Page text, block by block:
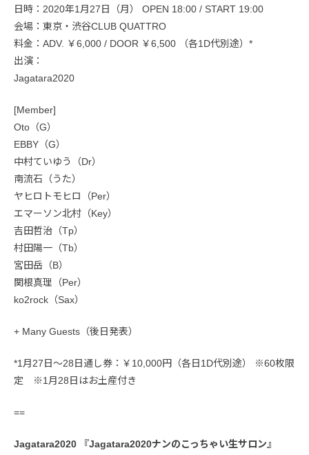
日時：2020年1月27日（月） OPEN 18:00 / START 19:00
会場：東京・渋谷CLUB QUATTRO
料金：ADV. ￥6,000 / DOOR ￥6,500 （各1D代別途）*
出演：
Jagatara2020
[Member]
Oto（G）
EBBY（G）
中村ていゆう（Dr）
南流石（うた）
ヤヒロトモヒロ（Per）
エマーソン北村（Key）
吉田哲治（Tp）
村田陽一（Tb）
宮田岳（B）
関根真理（Per）
ko2rock（Sax）
+ Many Guests（後日発表）
*1月27日～28日通し券：￥10,000円（各日1D代別途） ※60枚限
定 ※1月28日はお土産付き
==
Jagatara2020 『Jagatara2020ナンのこっちゃい生サロン』